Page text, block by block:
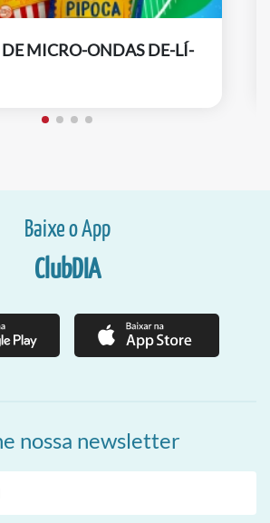
DE MICRO-ONDAS DE-LÍ-
Baixe o App
ClubDIA
nossa newsletter